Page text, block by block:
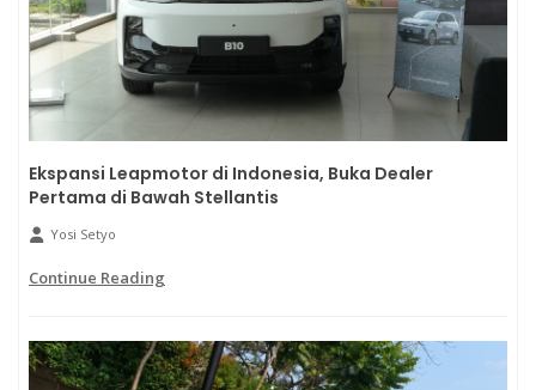
Ekspansi Leapmotor di Indonesia, Buka Dealer
Pertama di Bawah Stellantis
Yosi Setyo
Continue Reading